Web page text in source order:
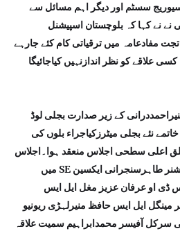
سسٹم اور دیگر اہم مسائل سے
نے نے کہا کہ بلوچستان اسپیشنل
تجت مفادعامہ میں ترقیاتی کام کئے جارہے
علاقے کو نظر اندازنہیں کیاجائیگا
منیراحمددرانی کے زیر صدارت بجلی لوڈ
نئے بجلی میٹرزکیاجراء بلوں کی
اعلی سطحی اجلاس منعقد ہوا۔اجلاس
میں SE کرم بخش بادینی اسسٹنٹ کمشنر طاہرسنجرانی ایکسین
ڈی او عرفان عزیز مغل ایل ایس
مینگل ایل ایس حافظ منیرلہڑی ریونیو
سرکل آفیسر محمدابراہیم سمیت علاقہ